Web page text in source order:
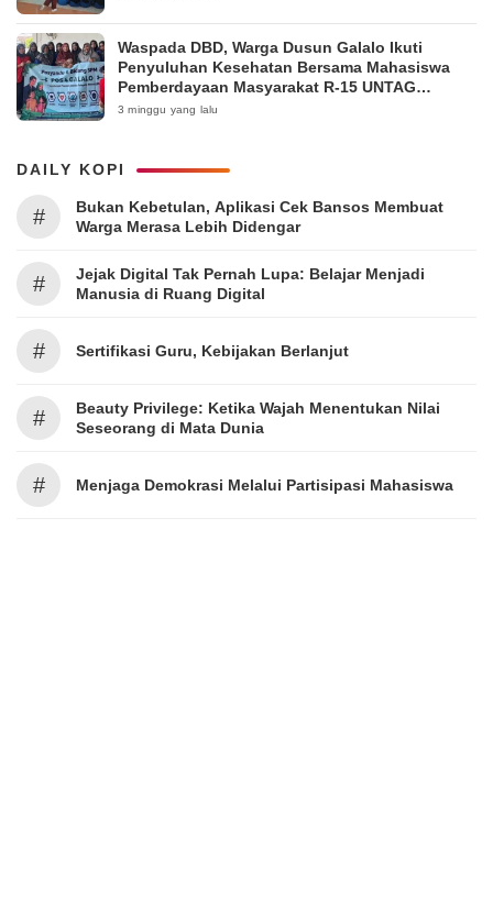
Waspada DBD, Warga Dusun Galalo Ikuti
Penyuluhan Kesehatan Bersama Mahasiswa
Pemberdayaan Masyarakat R-15 UNTAG
Surabaya 2026
3 minggu yang lalu
DAILY KOPI
#
Bukan Kebetulan, Aplikasi Cek Bansos Membuat
Warga Merasa Lebih Didengar
#
Jejak Digital Tak Pernah Lupa: Belajar Menjadi
Manusia di Ruang Digital
# Sertifikasi Guru, Kebijakan Berlanjut
#
Beauty Privilege: Ketika Wajah Menentukan Nilai
Seseorang di Mata Dunia
# Menjaga Demokrasi Melalui Partisipasi Mahasiswa